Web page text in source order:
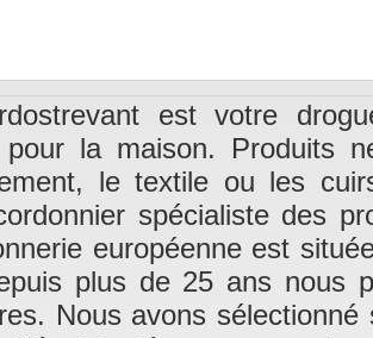
est votre
pour la maison. Produits
le textile ou les
spécialiste des
européenne est
plus de 25 ans nous
Nous avons